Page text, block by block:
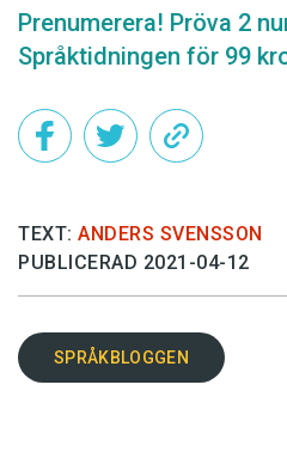
Prenumerera! Pröva 2
Språktidningen för 99
TEXT: ANDERS SVENSSON
PUBLICERAD 2021-04-12
SPRÅKBLOGGEN